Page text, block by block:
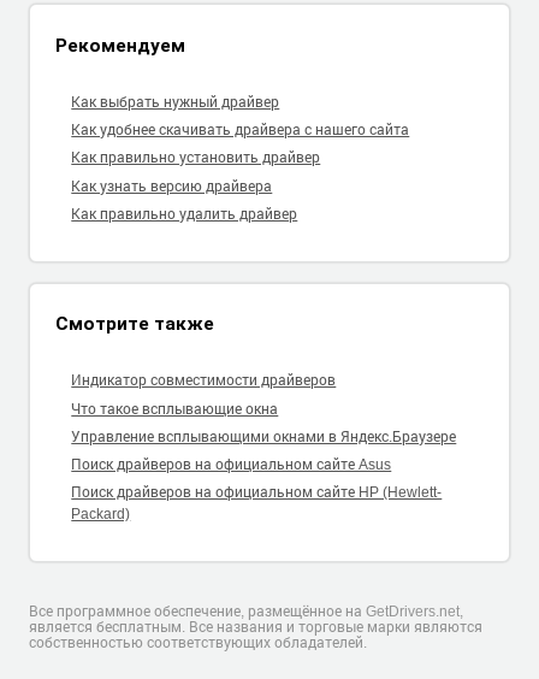
Рекомендуем
Как выбрать нужный драйвер
Как удобнее скачивать драйвера с нашего сайта
Как правильно установить драйвер
Как узнать версию драйвера
Как правильно удалить драйвер
Смотрите также
Индикатор совместимости драйверов
Что такое всплывающие окна
Управление всплывающими окнами в Яндекс.Браузере
Поиск драйверов на официальном сайте Asus
Поиск драйверов на официальном сайте HP (Hewlett-
Packard)
Все программное обеспечение, размещённое на GetDrivers.net,
является бесплатным. Все названия и торговые марки являются
собственностью соответствующих обладателей.